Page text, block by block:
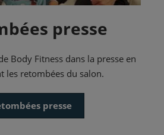
presse
Body Fitness dans la presse en
les retombées du salon.
presse